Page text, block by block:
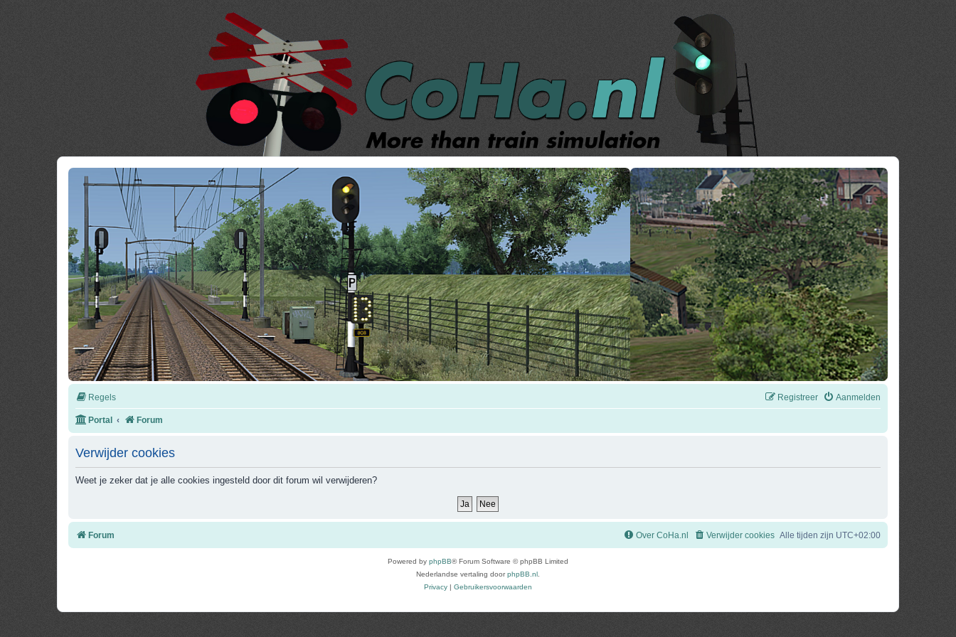
Regels Aanmelden
Registreer
Portal Forum
Verwijder cookies
Weet je zeker dat je alle cookies ingesteld door dit forum wil verwijderen?
Forum Alle tijden zijn UTC+02:00
Verwijder cookies
Over CoHa.nl
Powered by phpBB® Forum Software © phpBB Limited
Nederlandse vertaling doorphpBB.nl
Privacy | Gebruikersvoorwaarden